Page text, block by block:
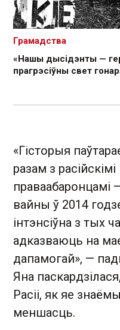
«Нашы дысідэнты —
прагрэсіўны свет
Грамадства
«Гісторыя
разам з расійскімі
праваабаронцамі
вайны ў 2014
інтэнсіўна з тых
адказваюць на
дапамогай», —
Яна
Расіі, як яе
меншасць.